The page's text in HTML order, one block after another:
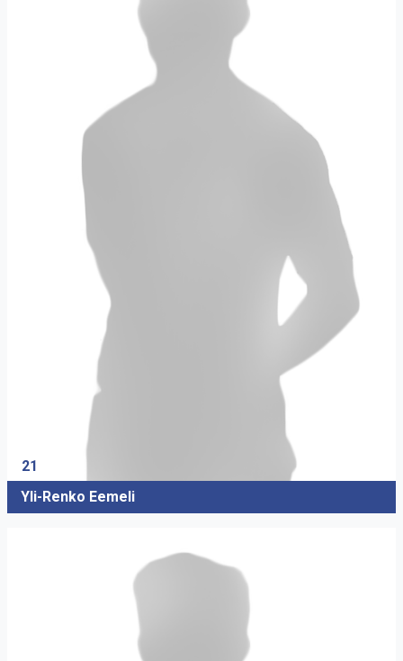
21
Yli-Renko Eemeli